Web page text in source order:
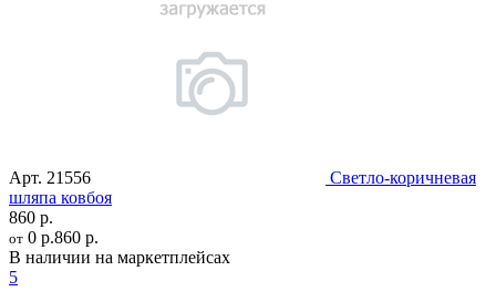
Арт. 21556
Светло-коричневая
шляпа ковбоя
860 р.
от 0 р.860 р.
В наличии на маркетплейсах
5